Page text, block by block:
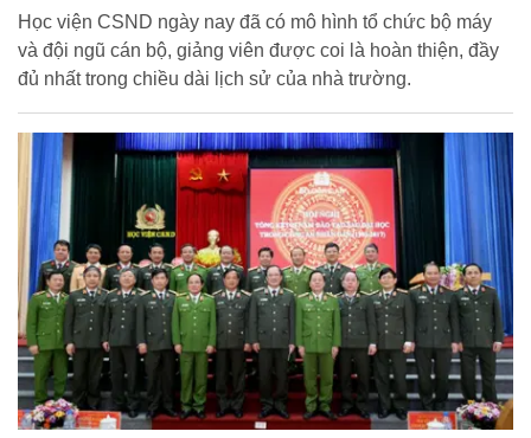
Học viện CSND ngày nay đã có mô hình tổ chức bộ máy
và đội ngũ cán bộ, giảng viên được coi là hoàn thiện, đầy
đủ nhất trong chiều dài lịch sử của nhà trường.